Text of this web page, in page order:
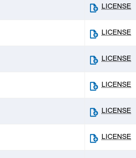
LICENSE
LICENSE
LICENSE
LICENSE
LICENSE
LICENSE